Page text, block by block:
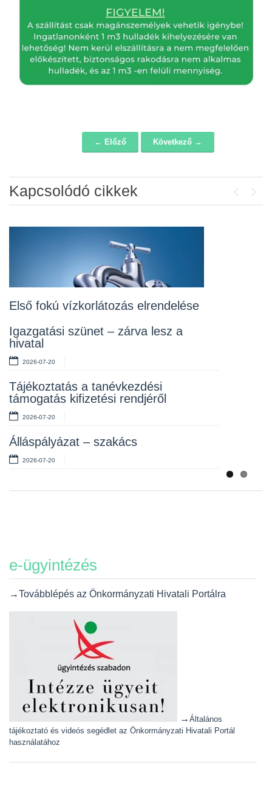
← Előző Következő →
Kapcsolódó cikkek
Első fokú vízkorlátozás elrendelése
Igazgatási szünet – zárva lesz a
hivatal
2026-07-20
Tájékoztatás a tanévkezdési
támogatás kifizetési rendjéről
2026-07-20
Álláspályázat – szakács
2026-07-20
Álláspályázat – konyhai kisegítő
Lakossági fórum az Erzsébet téri
2026-07-10
Rendelet kihirdetése
2026-07-10
Álláspályázat – takarító
2026-07-06
e-ügyintézés
→Továbblépés az Önkormányzati Hivatali Portálra
→ Általános
tájékoztató és videós segédlet az Önkormányzati Hivatali Portál
használatához